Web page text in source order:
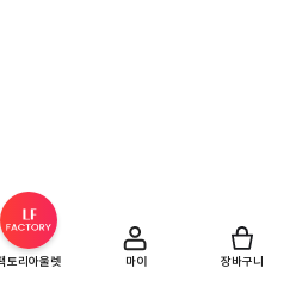
토리아울렛 마이 장바구니